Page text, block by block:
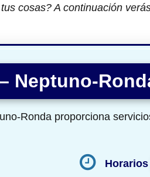
cosas? A continuación
Neptuno-
Ronda proporciona
Horarios